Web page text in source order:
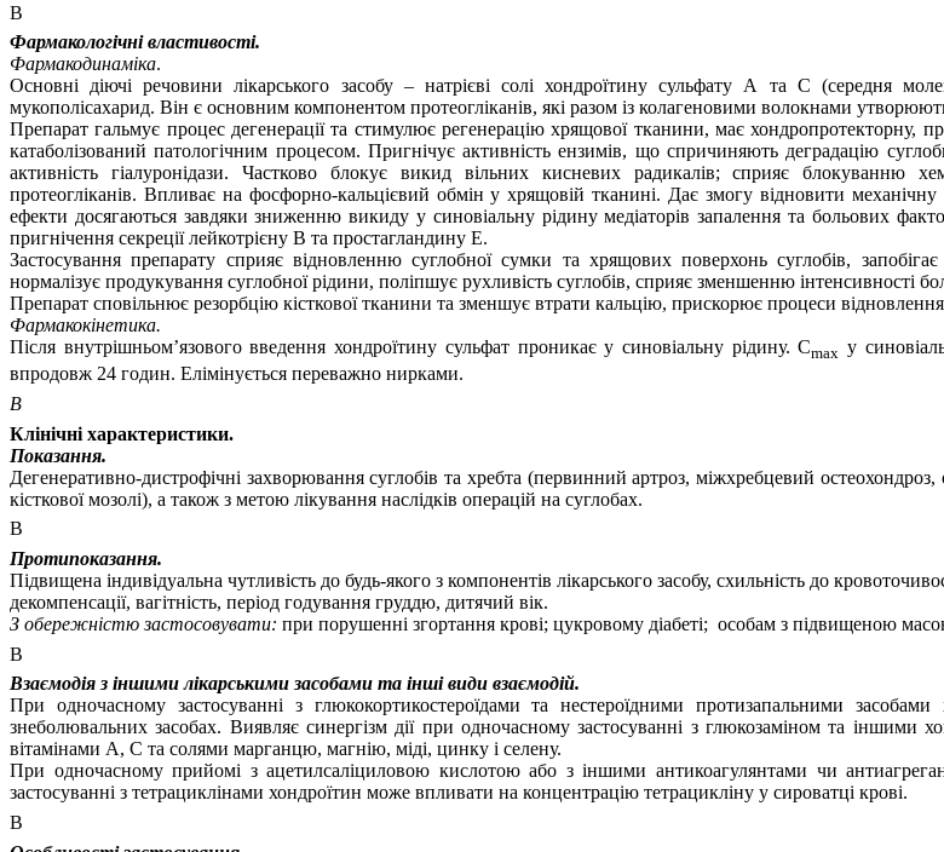
В
Фармакологічні властивості.
Фармакодинаміка.
Основні діючі речовини лікарського засобу – натрієві солі хондроїтину сульфату А та С (середня
мукополісахарид. Вiн є основним компонентом протеогліканів, які разом із колагеновими волокнами
Препарат гальмує процес дегенерації та стимулює регенерацію хрящової тканини, маєхондропротекторну,
катаболізований патологічним процесом. Пригнічує активність ензимів, що спричиняють деградацію
активність гіалуронідази. Частково блокує викид вільних кисневих радикалів; сприяє блокуванню
протеогліканів. Впливає на фосфорно-кальцієвий обмін у хрящовій тканині. Дає змогу відновити механічну
ефекти досягаються завдяки зниженню викиду у синовіальну рідину медіаторів запалення та больових
пригнічення секреції лейкотрієну В та простагландину Е.
Застосування препарату сприяє відновленню суглобної сумки та хрящових поверхонь суглобів,
нормалізує продукування суглобної рідини, поліпшує рухливість суглобів, сприяє зменшенню інтенсивності
Препарат сповільнює резорбцію кісткової тканини та зменшує втрати кальцію, прискорює процеси відновлення
Фармакокінетика.
Після внутрішньом’язового введення хондроїтину сульфат проникає у синовіальну рідину. Cmax у
впродовж 24 годин. Елімінується переважно нирками.
В
Клінічні характеристики.
Показання.
Дегенеративно-дистрофічні захворювання суглобів та хребта (первинний артроз, міжхребцевий остеохондроз,
кісткової мозолі), а також з метою лікування наслідків операцій на суглобах.
В
Протипоказання.
Підвищена індивідуальна чутливість до будь-якого з компонентів лікарського засобу, схильність до
декомпенсації, вагітність, період годування груддю, дитячий вік.
З обережністю застосовувати: при порушенні згортання крові; цукровому діабеті; особам з підвищеною
В
Взаємодія з іншими лікарськими засобами та інші види взаємодій.
При одночасному застосуванні з глюкокортикостероїдами та нестероїдними протизапальними
знеболювальних засобах. Виявляє синергізм дії при одночасному застосуванні з глюкозаміном та іншими
вітамінами А, С та солями марганцю, магнію, міді, цинку і селену.
При одночасному прийомі з ацетилсаліциловою кислотою або з іншими антикоагулянтами чи
застосуванні з тетрациклінами хондроїтин може впливати на концентрацію тетрацикліну у сироватці крові.
В